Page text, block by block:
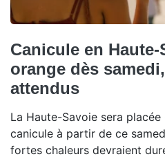
Canicule en
orange dès
attendus
La Haute-Savoie sera
canicule à partir de ce
fortes chaleurs devraient